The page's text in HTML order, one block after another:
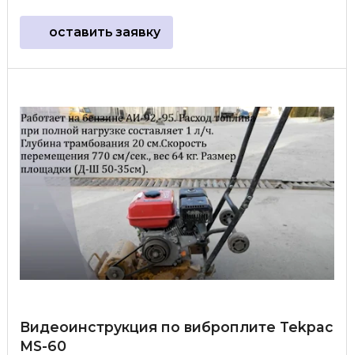
оставить заявку
Видеоинструкция по виброплите Tekpac
MS-60